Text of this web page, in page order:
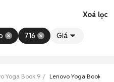
Xoá lọc
716 Giá
Yoga Book 9 Lenovo Yoga Book 9